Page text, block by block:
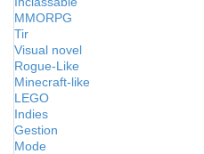
MMORPG
Tir
Visual novel
Rogue-Like
Minecraft-like
LEGO
Indies
Gestion
Mode